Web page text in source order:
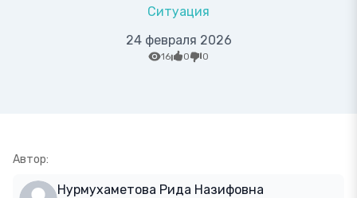
Ситуация
24 февраля 2026
16 0 0
Автор:
Нурмухаметова Рида Назифовна